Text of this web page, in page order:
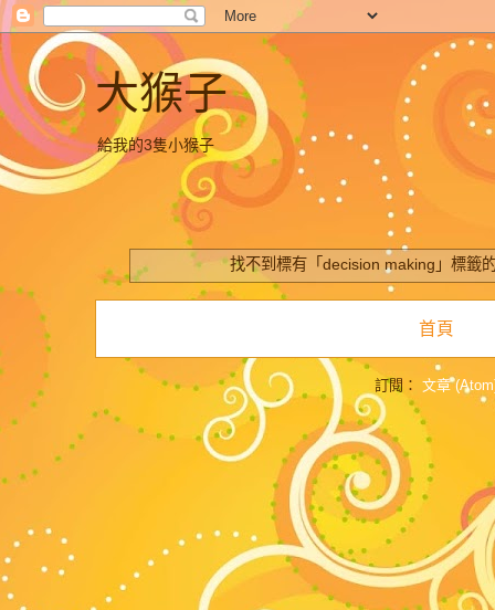
大猴子
給我的3隻小猴子
找不到標有「decision making」標籤
首頁
訂閱： 文章